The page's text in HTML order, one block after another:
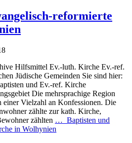
reformierte
Hilfsmittel Ev.-luth. Kirche Ev.-ref.
Jüdische Gemeinden Sie sind hier:
und Ev.-ref. Kirche
Die mehrsprachige Region
Vielzahl an Konfessionen. Die
zählte zur kath. Kirche,
zählten … Baptisten und
in Wolhynien